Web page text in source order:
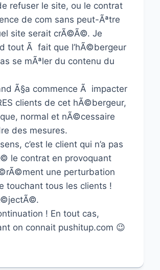
refuser le site, ou le contrat
de com sans peut-Ãªtre
site serait crÃ©Ã©. Je
tout Ã fait que l’hÃ©bergeur
se mÃªler du contenu du
Ã§a commence Ã impacter
clients de cet hÃ©bergeur,
normal et nÃ©cessaire
des mesures.
c’est le client qui n’a pas
le contrat en provoquant
une perturbation
touchant tous les clients !
! En tout cas,
on connait pushitup.com 😉